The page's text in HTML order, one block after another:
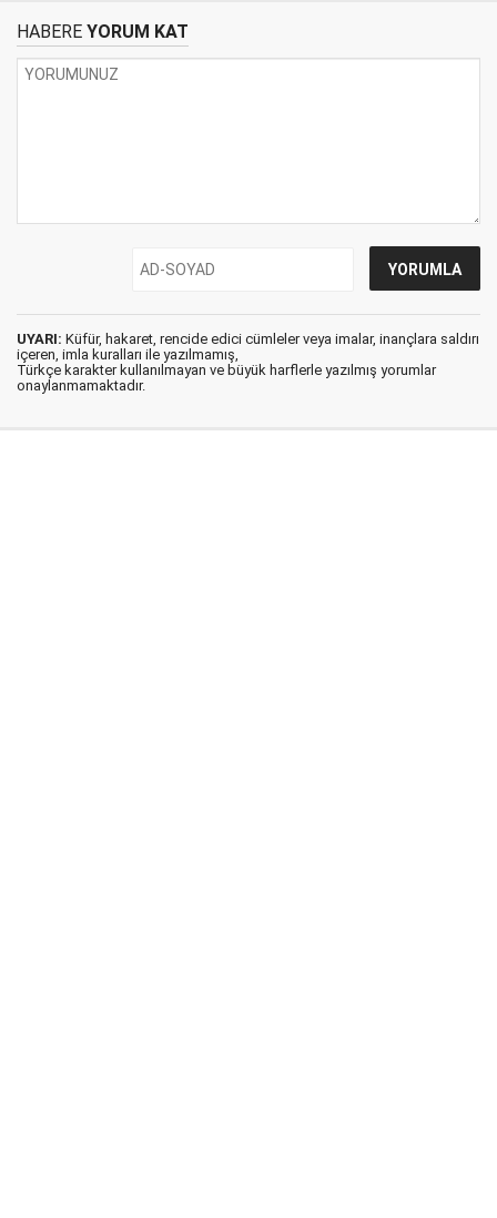
HABERE YORUM KAT
UYARI: Küfür, hakaret, rencide edici cümleler veya imalar, inançlara saldırı
içeren, imla kuralları ile yazılmamış,
Türkçe karakter kullanılmayan ve büyük harflerle yazılmış yorumlar
onaylanmamaktadır.